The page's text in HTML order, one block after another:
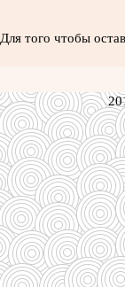
Для того чтобы